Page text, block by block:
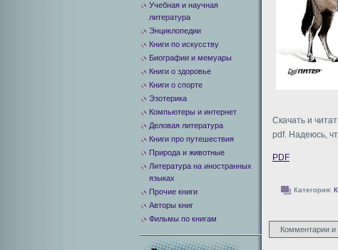
Скачать и
pdf. Надеюсь,
PDF
Категория:
Комментарии и
Учебная и научная
литература
Энциклопедии
Книги по искусству
Биографии и мемуары
Книги о здоровье
Книги о спорте
Эзотерика
Компьютеры и интернет
Деловая литература
Книги про путешествия
Природа и животные
Литература на иностранных
языках
Прочие книги
Авторы книг
Фильмы по книгам